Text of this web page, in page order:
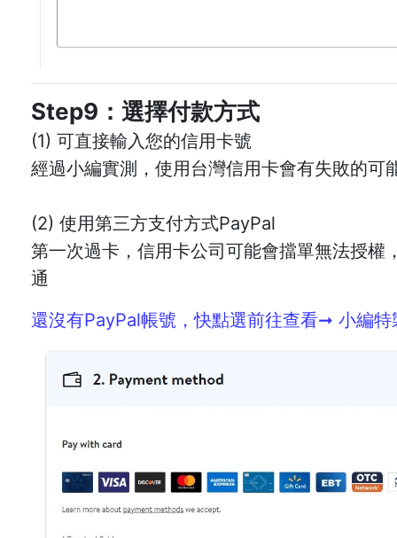
Step9：選擇付款方式
(1) 可直接輸入您的信用卡號
經過小編實測，使用台灣信用卡會有失敗的
(2) 使用第三方支付方式PayPal
第一次過卡，信用卡公司可能會擋單無法授
通
還沒有PayPal帳號，快點選前往查看➞ 小編特